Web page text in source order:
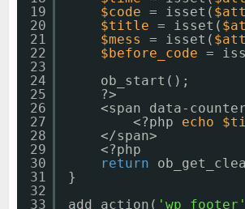
19
20
21
22
23
24
25
26
27
28
29
30
31
32
33
$code = isset(
$title = isset(
$mess
= isset(
$before_code =
ob_start();
?>
<span data-
<?php echo
</span>
<?php
return
}
add_action( 'wp_footer'